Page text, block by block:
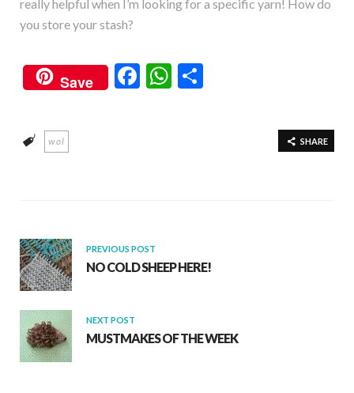
really helpful when I’m looking for a specific yarn! How do
you store your stash?
Save
F
W
SHARE
wol
PREVIOUS POST
NO COLD SHEEP HERE!
NEXT POST
MUSTMAKES OF THE WEEK